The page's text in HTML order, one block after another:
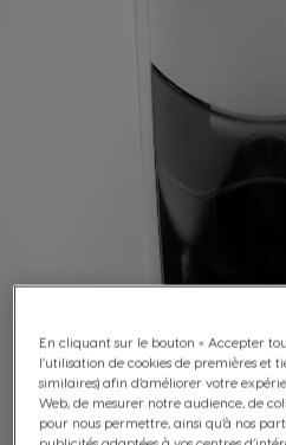
En cliquant sur le bouton « Accepter
l’utilisation de cookies de premières et
similaires) afin d’améliorer votre
Web, de mesurer notre audience, de
pour nous permettre, ainsi qu’à nos